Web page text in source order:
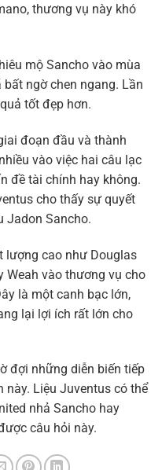
thương vụ này khó
mộ Sancho vào mùa
ngờ chen ngang. Lần
tốt đẹp hơn.
đoạn đầu và thành
vào việc hai câu lạc
đề tài chính hay không.
cho thấy sự quyết
Jadon Sancho.
lượng cao như Douglas
Weah vào thương vụ cho
là một canh bạc lớn,
lại lợi ích rất lớn cho
đợi những diễn biến tiếp
Liệu Juventus có thể
nhả Sancho hay
câu hỏi này.